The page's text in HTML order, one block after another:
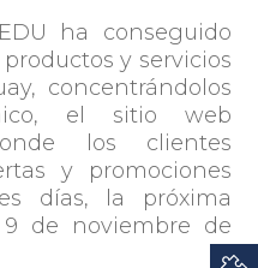
ha conseguido
y servicios
concentrándolos
el sitio web
los clientes
y promociones
días, la próxima
de noviembre de